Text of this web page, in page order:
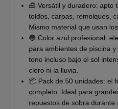
🧰 Versátil y duradero: apto
toldos, carpas, remolques,
Mismo material que usan
🔵 Color azul profesional:
para ambientes de piscina
tono incluso bajo el sol
cloro ni la lluvia.
📦 Pack de 50 unidades: el
completo. Ideal para
repuestos de sobra durante